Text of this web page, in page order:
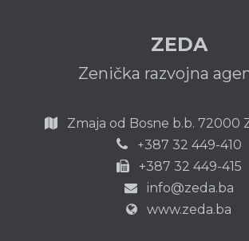
ZEDA
Zenička razvojna
Zmaja od Bosne b.b. 72000
+387 32 449-410
+387 32 449-415
info@zeda.ba
www.zeda.ba